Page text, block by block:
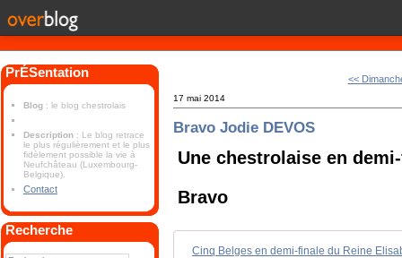
PrÉSentation
Blog : le blog chestrolais
Description : Le blog retrace
le plus régulièrement et le plus
fidèlement possible la vie à
Neufchâteau (Luxembourg-
Belgique).
Contact
Recherche
<<
17 mai 2014
Bravo Jodie DEVOS
Une chestrolaise en
Bravo
Cinq Belges en demi-finale du Reine